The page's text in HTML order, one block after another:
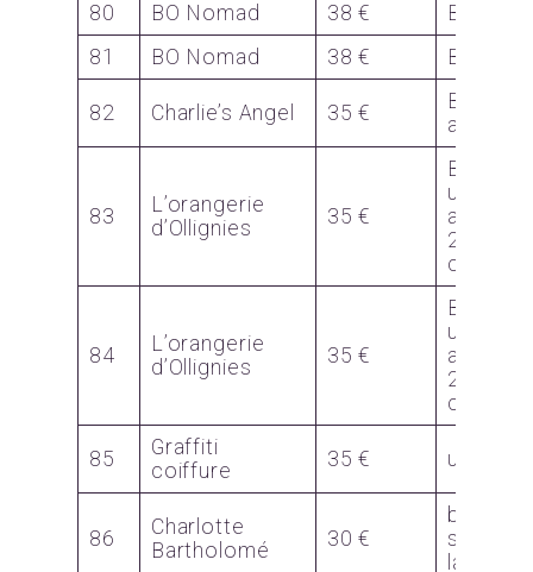
80
BO Nomad 38 €
BO
81
BO Nomad 38 € BO x2
82 Charlie’s Angel 35 €
Bon
atelier
83
L’orangerie
d’Ollignies
35 €
Bon
une
apéro
2 +
84
L’orangerie
d’Ollignies
35 €
Bon
une
apéro
2 +
85
Graffiti
coiffure
35 € un
86
Charlotte
Bartholomé
30 €